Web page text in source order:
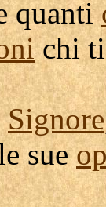
quanti
chi
Signore
sue